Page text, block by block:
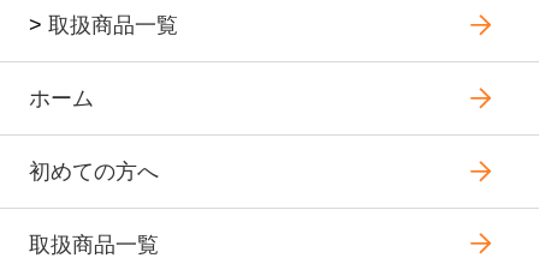
> 取扱商品一覧
ホーム
初めての方へ
取扱商品一覧